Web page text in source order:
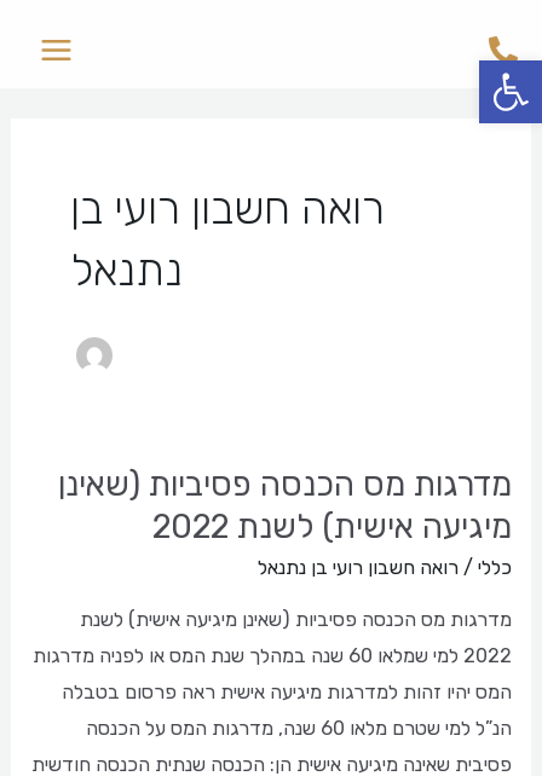
פתח סרגל נגישות
לתוכן
רואה חשבון רועי בן
נתנאל
מדרגות מס הכנסה פסיביות (שאינן
מיגיעה אישית) לשנת 2022
כללי /רואה חשבון רועי בן נתנאל
מדרגות מס הכנסה פסיביות (שאינן מיגיעה אישית) לשנת
2022 למי שמלאו 60 שנה במהלך שנת המס או לפניה מדרגות
המס יהיו זהות למדרגות מיגיעה אישית ראה פרסום בטבלה
הנ”ל למי שטרם מלאו 60 שנה, מדרגות המס על הכנסה
פסיבית שאינה מיגיעה אישית הן: הכנסה שנתית הכנסה חודשית
מדרגות
מס
(שאינן
מיגיעה
אישית)
לשנת
2022